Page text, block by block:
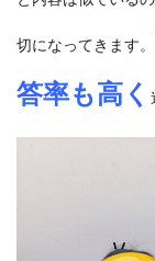
切になってきます。
答率も高く